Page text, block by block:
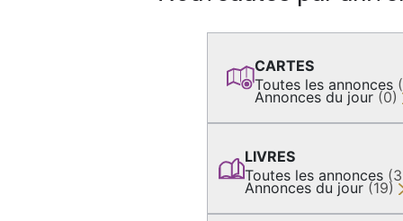
CARTES
Toutes les annonces
Annonces du jour (0)
LIVRES
Toutes les annonces
Annonces du jour (19)